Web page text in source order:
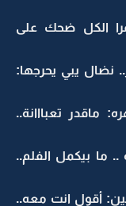
الكل ضحك على
نضال يبي يحرجها:
ماقدر تعبااانة..
ما بيكمل الفلم..
أقول انت معه..